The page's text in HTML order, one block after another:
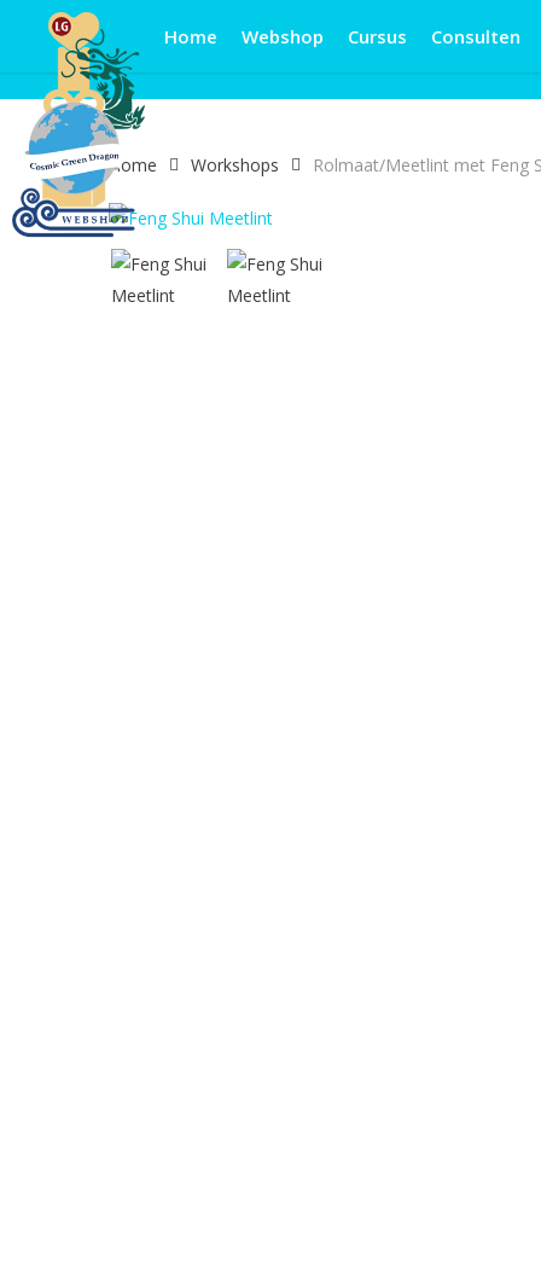
content
Home Webshop Cursus Consulten
Home Workshops Rolmaat/Meetlint met Feng